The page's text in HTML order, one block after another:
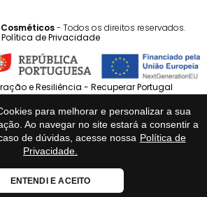
para melhorar e personalizar a sua
Ao navegar no site estará a consentir a
de dúvidas, acesse nossa Política de
Privacidade.
ENTENDI E ACEITO
- Todos os direitos reservados.
Política de Privacidade
e Resiliência - Recuperar Portugal
Español